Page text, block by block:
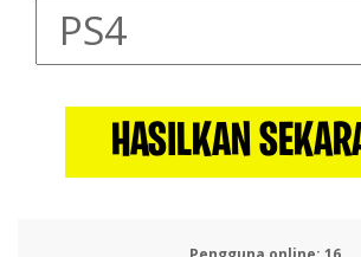
HASILKAN